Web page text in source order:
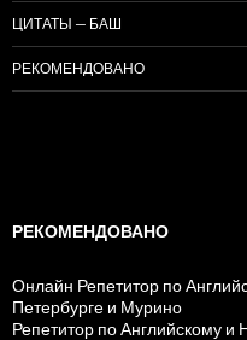
ЦИТАТЫ — БАШ
РЕКОМЕНДОВАНО
РЕКОМЕНДОВАНО
Онлайн Репетитор по
Петербурге и Мурино
Репетитор по Английскому